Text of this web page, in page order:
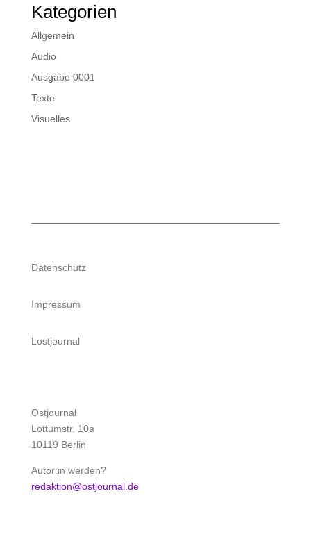
Kategorien
Allgemein
Audio
Ausgabe 0001
Texte
Visuelles
Datenschutz
Impressum
Lostjournal
Ostjournal
Lottumstr. 10a
10119 Berlin
Autor:in werden?
redaktion@ostjournal.de